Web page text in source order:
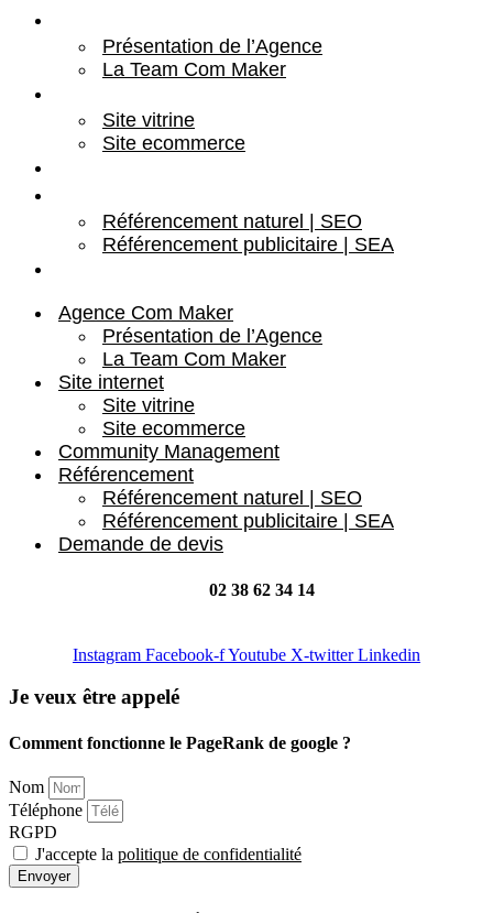
Présentation de l’Agence
La Team Com Maker
Site vitrine
Site ecommerce
Référencement naturel | SEO
Référencement publicitaire | SEA
Agence Com Maker
Présentation de l’Agence
La Team Com Maker
Site internet
Site vitrine
Site ecommerce
Community Management
Référencement
Référencement naturel | SEO
Référencement publicitaire | SEA
Demande de devis
02 38 62 34 14
Instagram Facebook-fYoutube X-twitter Linkedin
Je veux être appelé
Comment fonctionne le PageRank de google ?
Nom
Téléphone
RGPD
J'accepte la politique de confidentialité
Envoyer